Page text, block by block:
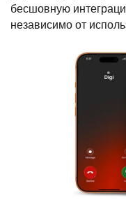
бесшовную
независимо от